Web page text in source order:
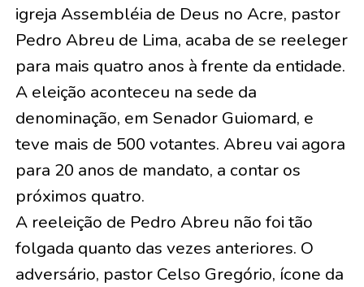
igreja Assembléia de Deus no Acre, pastor
Pedro Abreu de Lima, acaba de se reeleger
para mais quatro anos à frente da entidade.
A eleição aconteceu na sede da
denominação, em Senador Guiomard, e
teve mais de 500 votantes. Abreu vai agora
para 20 anos de mandato, a contar os
próximos quatro.
A reeleição de Pedro Abreu não foi tão
folgada quanto das vezes anteriores. O
adversário, pastor Celso Gregório, ícone da